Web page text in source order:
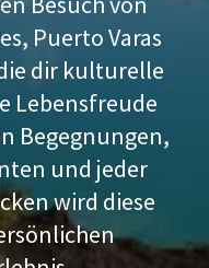
Puerto Varas
dir kulturelle
Lebensfreude
Begegnungen,
und jeder
wird diese